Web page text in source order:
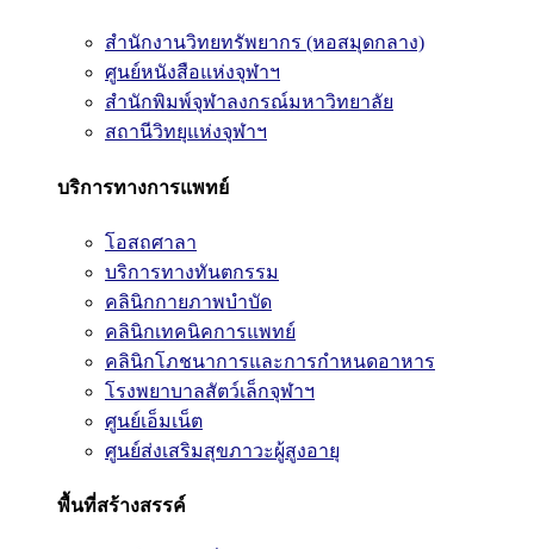
สำนักงานวิทยทรัพยากร (หอสมุดกลาง)
ศูนย์หนังสือแห่งจุฬาฯ
สำนักพิมพ์จุฬาลงกรณ์มหาวิทยาลัย
สถานีวิทยุแห่งจุฬาฯ
บริการทางการแพทย์
โอสถศาลา
บริการทางทันตกรรม
คลินิกกายภาพบำบัด
คลินิกเทคนิคการแพทย์
คลินิกโภชนาการและการกำหนดอาหาร
โรงพยาบาลสัตว์เล็กจุฬาฯ
ศูนย์เอ็มเน็ต
ศูนย์ส่งเสริมสุขภาวะผู้สูงอายุ
พื้นที่สร้างสรรค์